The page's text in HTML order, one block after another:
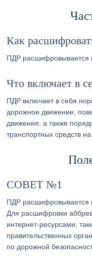
Как
ПДР расшифровывается
Что включает в
ПДР включает в себя
дорожное движение,
движения, а также
транспортных средств на
СОВЕТ №1
ПДР расшифровывается
Для расшифровки
интернет-ресурсами,
правительственных
по дорожной